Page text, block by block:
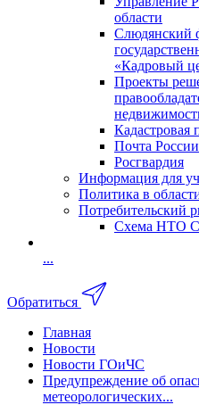
области
Слюдянский
«Кадровый
Проекты
Кадастровая
Почта России
Росгвардия
Информация для
Политика в
Потребительский
Схема НТО
...
Обратиться
Главная
Новости
Новости ГОиЧС
Предупреждение об
метеорологических...